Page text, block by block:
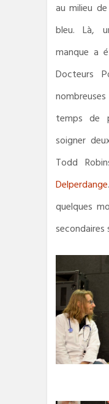
au milieu
bleu. Là,
manque a
Docteurs
temps de
soigner
Todd
Delperdange
quelques